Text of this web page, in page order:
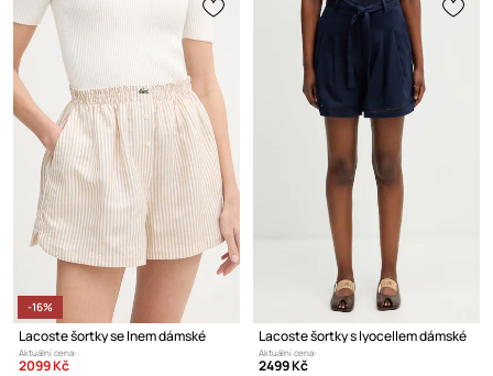
-16%
Lacoste šortky se lnem dámské
Aktuální cena:
2099 Kč
Lacoste šortky s lyocellem dámské
Aktuální cena:
2499 Kč